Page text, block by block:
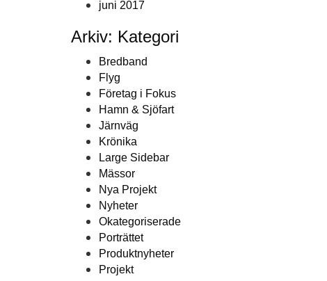
juni 2017
Arkiv: Kategori
Bredband
Flyg
Företag i Fokus
Hamn & Sjöfart
Järnväg
Krönika
Large Sidebar
Mässor
Nya Projekt
Nyheter
Okategoriserade
Porträttet
Produktnyheter
Projekt